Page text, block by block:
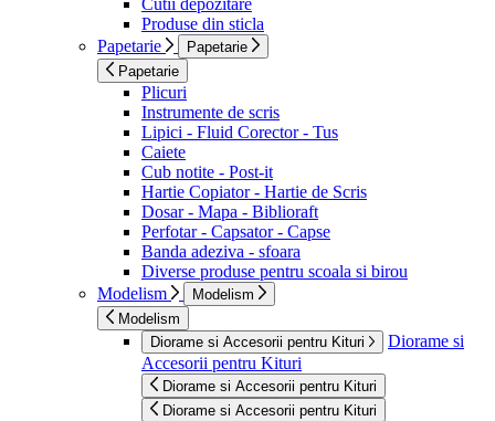
Cutii depozitare
Produse din sticla
Papetarie
Papetarie
Papetarie
Plicuri
Instrumente de scris
Lipici - Fluid Corector - Tus
Caiete
Cub notite - Post-it
Hartie Copiator - Hartie de Scris
Dosar - Mapa - Biblioraft
Perfotar - Capsator - Capse
Banda adeziva - sfoara
Diverse produse pentru scoala si birou
Modelism
Modelism
Modelism
Diorame si Accesorii pentru Kituri
Diorame si
Accesorii pentru Kituri
Diorame si Accesorii pentru Kituri
Diorame si Accesorii pentru Kituri